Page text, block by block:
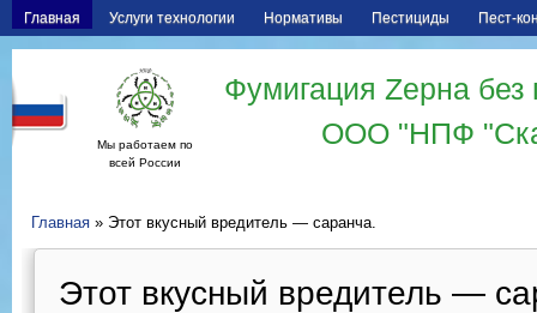
Главная Услуги технологии Нормативы Пестициды Пест-
Мы работаем по
всей России
Фумигация Zерна
ООО "НПФ
Главная » Этот вкусный вредитель — саранча.
Этот вкусный вредитель —